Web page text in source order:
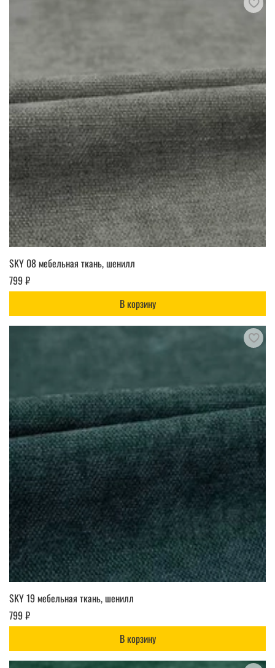
SKY 08 мебельная ткань, шенилл
799 ₽
В корзину
SKY 19 мебельная ткань, шенилл
799 ₽
В корзину